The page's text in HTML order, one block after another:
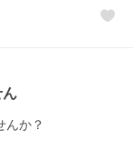
ん
んか？